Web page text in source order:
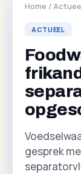
Home /
ACTUEEL
gesprek